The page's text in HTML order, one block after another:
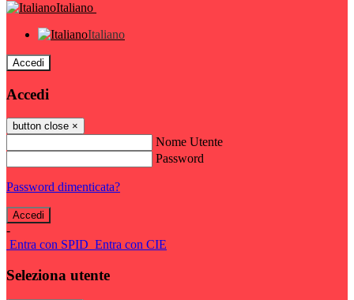
Italiano
Italiano
Accedi
Accedi
button close ×
Nome Utente
Password
Password dimenticata?
-
Entra con SPID Entra con CIE
Seleziona utente